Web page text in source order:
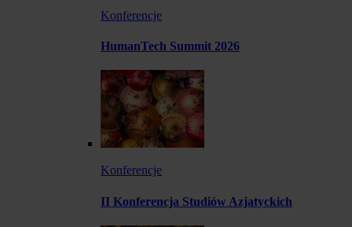
Konferencje
HumanTech Summit 2026
Konferencje
II Konferencja Studiów Azjatyckich